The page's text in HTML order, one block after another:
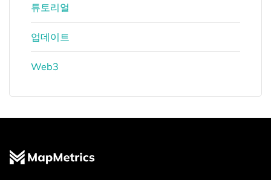
튜토리얼
업데이트
Web3